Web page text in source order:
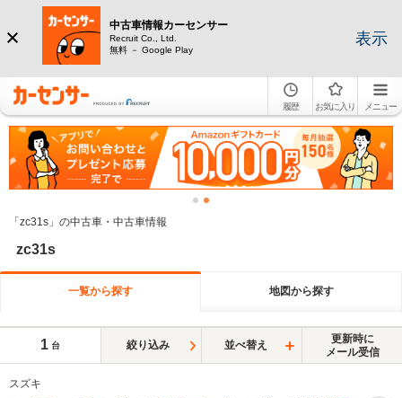
中古車情報カーセンサー
Recruit Co., Ltd.
無料 － Google Play
表示
履歴 お気に入り メニュー
「zc31s」の中古車・中古車情報
zc31s
一覧から探す 地図から探す
1 台 絞り込み 並べ替え
更新時に
メール受信
スズキ